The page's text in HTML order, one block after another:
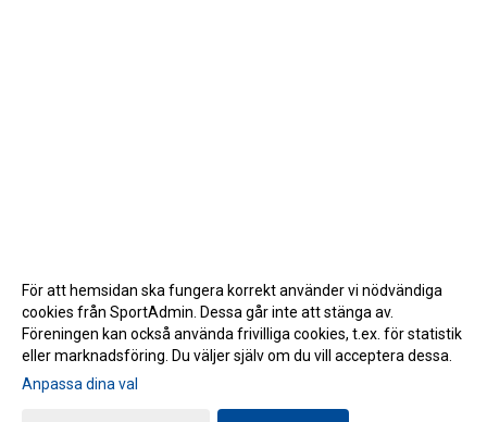
Gå till Webbversion
För att hemsidan ska fungera korrekt använder vi nödvändiga
cookies från SportAdmin. Dessa går inte att stänga av.
Föreningen kan också använda frivilliga cookies, t.ex. för statistik
eller marknadsföring. Du väljer själv om du vill acceptera dessa.
Anpassa dina val